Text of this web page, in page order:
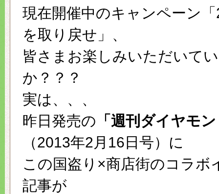
現在開催中のキャンペーン
を取り戻せ」、
皆さまお楽しみいただいて
か？？？
実は、、、
昨日発売の 「週刊ダイヤモ
（2013年2月16日号）に
この国盗り×商店街のコラボ
記事が